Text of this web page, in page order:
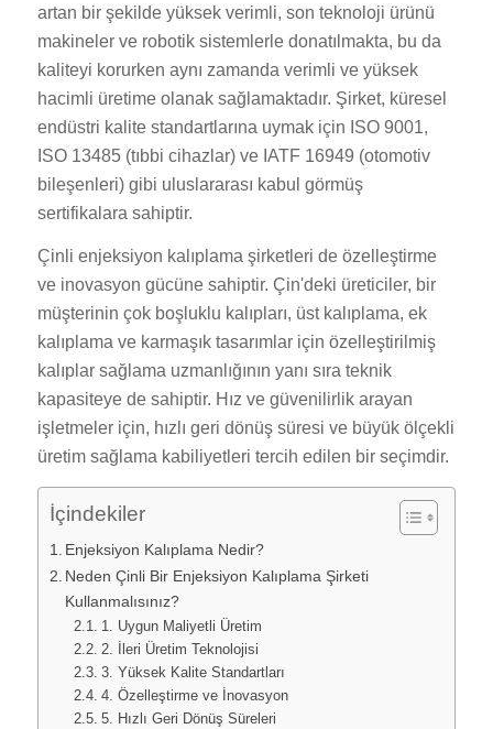
artan bir şekilde yüksek verimli, son teknoloji ürünü
makineler ve robotik sistemlerle donatılmakta, bu da
kaliteyi korurken aynı zamanda verimli ve yüksek
hacimli üretime olanak sağlamaktadır. Şirket, küresel
endüstri kalite standartlarına uymak için ISO 9001,
ISO 13485 (tıbbi cihazlar) ve IATF 16949 (otomotiv
bileşenleri) gibi uluslararası kabul görmüş
sertifikalara sahiptir.
Çinli enjeksiyon kalıplama şirketleri de özelleştirme
ve inovasyon gücüne sahiptir. Çin'deki üreticiler, bir
müşterinin çok boşluklu kalıpları, üst kalıplama, ek
kalıplama ve karmaşık tasarımlar için özelleştirilmiş
kalıplar sağlama uzmanlığının yanı sıra teknik
kapasiteye de sahiptir. Hız ve güvenilirlik arayan
işletmeler için, hızlı geri dönüş süresi ve büyük ölçekli
üretim sağlama kabiliyetleri tercih edilen bir seçimdir.
İçindekiler
Enjeksiyon Kalıplama Nedir?
Neden Çinli Bir Enjeksiyon Kalıplama Şirketi
Kullanmalısınız?
1. Uygun Maliyetli Üretim
2. İleri Üretim Teknolojisi
3. Yüksek Kalite Standartları
4. Özelleştirme ve İnovasyon
5. Hızlı Geri Dönüş Süreleri